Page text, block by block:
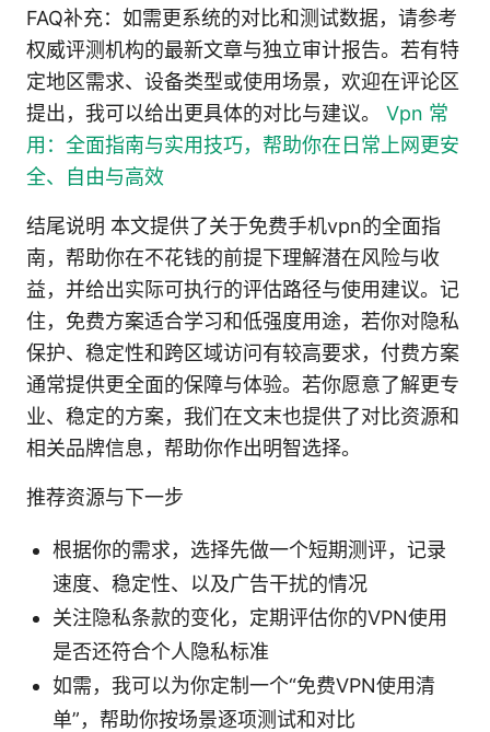
FAQ补充：如需更系统的对比和测试数据，请参考
权威评测机构的最新文章与独立审计报告。若有特
定地区需求、设备类型或使用场景，欢迎在评论区
提出，我可以给出更具体的对比与建议。 Vpn 常
用：全面指南与实用技巧，帮助你在日常上网更安
全、自由与高效
结尾说明 本文提供了关于免费手机vpn的全面指
南，帮助你在不花钱的前提下理解潜在风险与收
益，并给出实际可执行的评估路径与使用建议。记
住，免费方案适合学习和低强度用途，若你对隐私
保护、稳定性和跨区域访问有较高要求，付费方案
通常提供更全面的保障与体验。若你愿意了解更专
业、稳定的方案，我们在文末也提供了对比资源和
相关品牌信息，帮助你作出明智选择。
推荐资源与下一步
根据你的需求，选择先做一个短期测评，记录
速度、稳定性、以及广告干扰的情况
关注隐私条款的变化，定期评估你的VPN使用
是否还符合个人隐私标准
如需，我可以为你定制一个“免费VPN使用清
单”，帮助你按场景逐项测试和对比